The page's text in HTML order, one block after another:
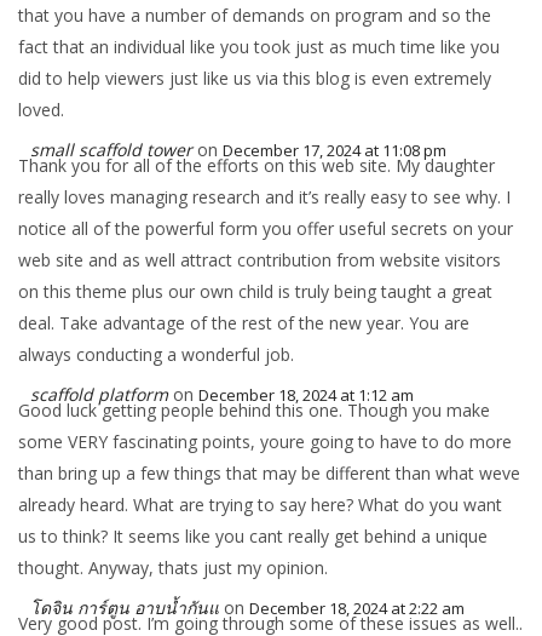
that you have a number of demands on program and so the
fact that an individual like you took just as much time like you
did to help viewers just like us via this blog is even extremely
loved.
small scaffold tower on December 17, 2024 at 11:08 pm
Thank you for all of the efforts on this web site. My daughter
really loves managing research and it’s really easy to see why. I
notice all of the powerful form you offer useful secrets on your
web site and as well attract contribution from website visitors
on this theme plus our own child is truly being taught a great
deal. Take advantage of the rest of the new year. You are
always conducting a wonderful job.
scaffold platform on December 18, 2024 at 1:12 am
Good luck getting people behind this one. Though you make
some VERY fascinating points, youre going to have to do more
than bring up a few things that may be different than what weve
already heard. What are trying to say here? What do you want
us to think? It seems like you cant really get behind a unique
thought. Anyway, thats just my opinion.
โดจิน การ์ตูน อาบน้ำกันแ on December 18, 2024 at 2:22 am
Very good post. I’m going through some of these issues as well..